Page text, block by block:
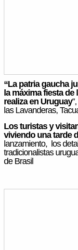
“La patria gaucha
la máxima fiesta
realiza en Uruguay
las Lavanderas,
Los turistas y
viviendo una tarde
lanzamiento, los
tradicionalistas
de Brasil